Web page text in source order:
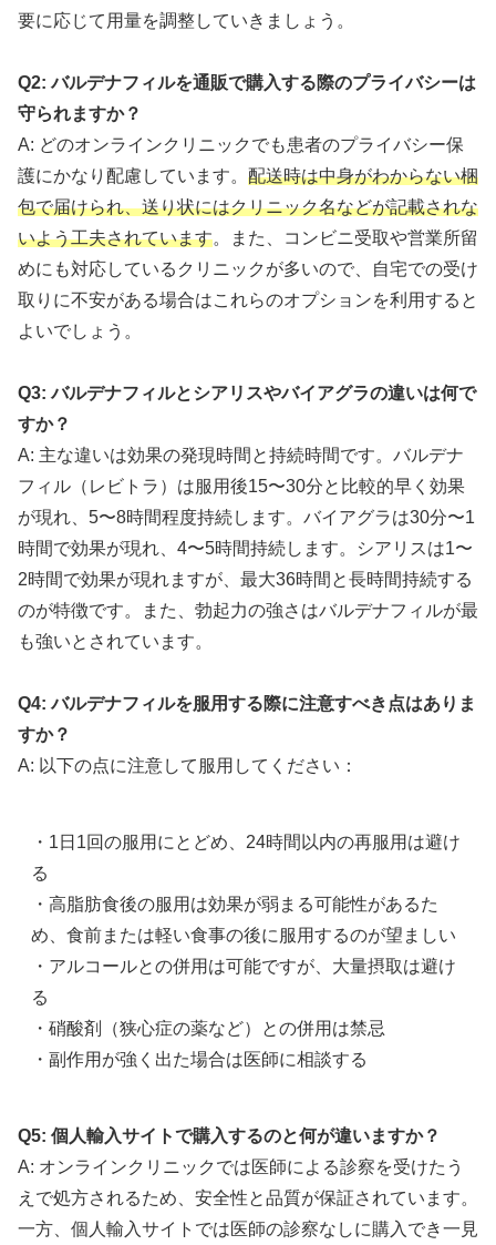
要に応じて用量を調整していきましょう。
Q2: バルデナフィルを通販で購入する際のプライバシーは
守られますか？
A: どのオンラインクリニックでも患者のプライバシー保
護にかなり配慮しています。 配送時は中身がわからない梱
包で届けられ、送り状にはクリニック名などが記載されな
いよう工夫されています。また、コンビニ受取や営業所留
めにも対応しているクリニックが多いので、自宅での受け
取りに不安がある場合はこれらのオプションを利用すると
よいでしょう。
Q3: バルデナフィルとシアリスやバイアグラの違いは何で
すか？
A: 主な違いは効果の発現時間と持続時間です。バルデナ
フィル（レビトラ）は服用後15〜30分と比較的早く効果
が現れ、5〜8時間程度持続します。バイアグラは30分〜1
時間で効果が現れ、4〜5時間持続します。シアリスは1〜
2時間で効果が現れますが、最大36時間と長時間持続する
のが特徴です。また、勃起力の強さはバルデナフィルが最
も強いとされています。
Q4: バルデナフィルを服用する際に注意すべき点はありま
すか？
A: 以下の点に注意して服用してください：
・1日1回の服用にとどめ、24時間以内の再服用は避け
る
・高脂肪食後の服用は効果が弱まる可能性があるた
め、食前または軽い食事の後に服用するのが望ましい
・アルコールとの併用は可能ですが、大量摂取は避け
る
・硝酸剤（狭心症の薬など）との併用は禁忌
・副作用が強く出た場合は医師に相談する
Q5: 個人輸入サイトで購入するのと何が違いますか？
A: オンラインクリニックでは医師による診察を受けたう
えで処方されるため、安全性と品質が保証されています。
一方、個人輸入サイトでは医師の診察なしに購入でき一見